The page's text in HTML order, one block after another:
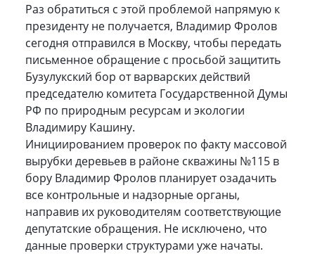
Раз обратиться с этой проблемой напрямую к
президенту не получается, Владимир Фролов
сегодня отправился в Москву, чтобы передать
письменное обращение с просьбой защитить
Бузулукский бор от варварских действий
председателю комитета Государственной Думы
РФ по природным ресурсам и экологии
Владимиру Кашину.
Инициированием проверок по факту массовой
вырубки деревьев в районе скважины №115 в
бору Владимир Фролов планирует озадачить
все контрольные и надзорные органы,
направив их руководителям соответствующие
депутатские обращения. Не исключено, что
данные проверки структурами уже начаты.